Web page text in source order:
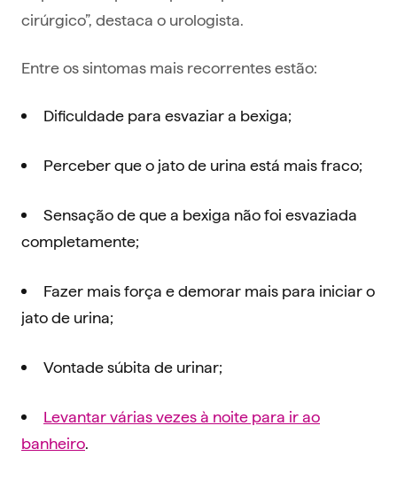
cirúrgico”, destaca o urologista.
Entre os sintomas mais recorrentes estão:
Dificuldade para esvaziar a bexiga;
Perceber que o jato de urina está mais fraco;
Sensação de que a bexiga não foi esvaziada
completamente;
Fazer mais força e demorar mais para iniciar o
jato de urina;
Vontade súbita de urinar;
Levantar várias vezes à noite para ir ao
banheiro.